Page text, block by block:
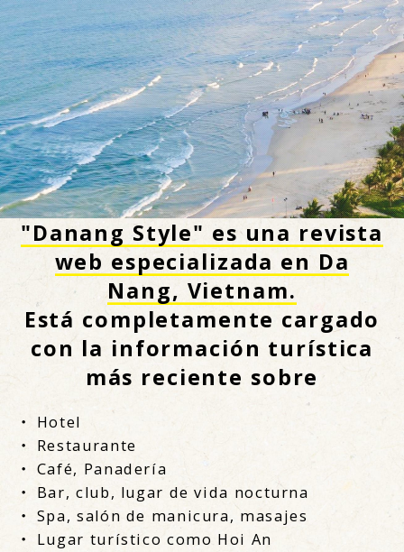
"Danang Style" es una revista
web especializada en Da
Nang, Vietnam.
Está completamente cargado
con la información turística
más reciente sobre
・ Hotel
・ Restaurante
・ Café, Panadería
・ Bar, club, lugar de vida nocturna
・ Spa, salón de manicura, masajes
・ Lugar turístico como Hoi An